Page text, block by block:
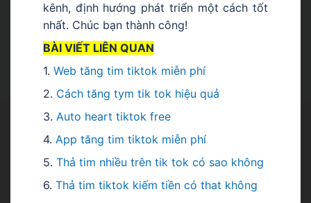
kênh, định hướng phát triển một cách tốt
nhất. Chúc bạn thành công!
BÀI VIẾT LIÊN QUAN
1. Web tăng tim tiktok miễn phí
2. Cách tăng tym tik tok hiệu quả
3. Auto heart tiktok free
4. App tăng tim tiktok miễn phí
5. Thả tim nhiều trên tik tok có sao không
6. Thả tim tiktok kiếm tiền có that không